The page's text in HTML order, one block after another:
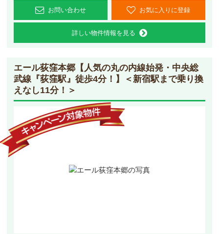
お問い合わせ お気に入りに登録
詳しい物件情報を見る
エール荻窪本郷 【人気の丸の内線始発・中央総
武線『荻窪駅』徒歩4分！】＜新宿駅まで乗り換
えなし11分！＞